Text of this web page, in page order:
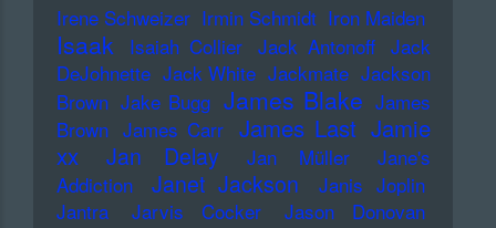
Irene Schweizer Irmin Schmidt Iron Maiden
Isaak Isaiah Collier Jack Antonoff Jack
DeJohnette Jack White Jackmate Jackson
Brown Jake Bugg James Blake James
Brown James Carr James Last Jamie
xx
Jan Delay Jan Müller
Jane's
Addiction
Janet Jackson
Janis Joplin
Jantra
Jarvis Cocker
Jason Donovan